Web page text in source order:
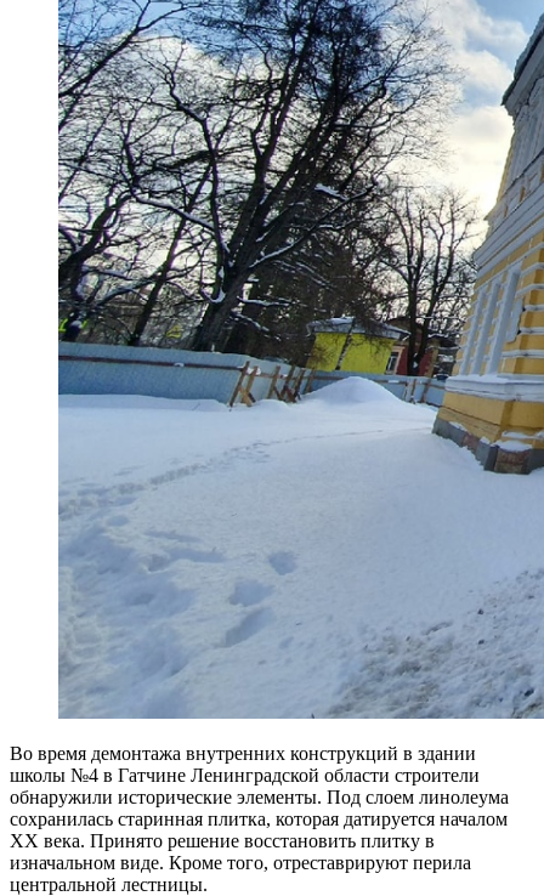
Во время демонтажа внутренних конструкций в здании
школы №4 в Гатчине Ленинградской области строители
обнаружили исторические элементы. Под слоем линолеума
сохранилась старинная плитка, которая датируется началом
XX века. Принято решение восстановить плитку в
изначальном виде. Кроме того, отреставрируют перила
центральной лестницы.